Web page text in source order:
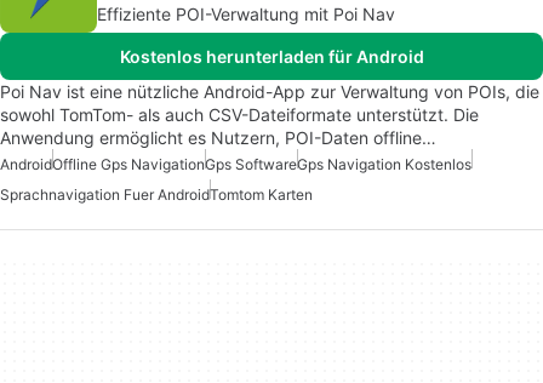
Effiziente POI-Verwaltung mit Poi Nav
Kostenlos herunterladen für Android
Poi Nav ist eine nützliche Android-App zur Verwaltung von POIs, die
sowohl TomTom- als auch CSV-Dateiformate unterstützt. Die
Anwendung ermöglicht es Nutzern, POI-Daten offline…
AndroidOffline Gps NavigationGps SoftwareGps Navigation Kostenlos
Sprachnavigation Fuer AndroidTomtom Karten